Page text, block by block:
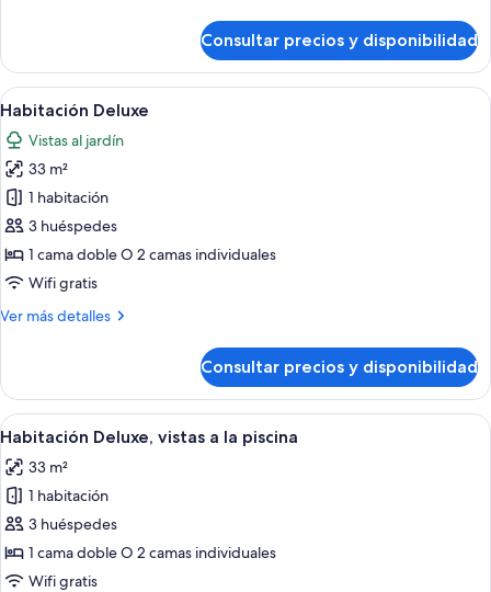
Consultar precios y disponibilidad
Abrir
todas
las
fotos
de
Habitación
Deluxe
Habitación de hotel con una cama
5
Habitación Deluxe
Vistas al jardín
33 m²
1 habitación
3 huéspedes
1 cama doble O 2 camas individuales
Wifi gratis
Ver más detalles
Más
Deluxe
Consultar precios y disponibilidad
Abrir
todas
las
fotos
de
Habitación
Deluxe,
Habitación de hotel con cama,
5
Habitación Deluxe, vistas a la piscina
33 m²
1 habitación
3 huéspedes
1 cama doble O 2 camas individuales
Wifi gratis